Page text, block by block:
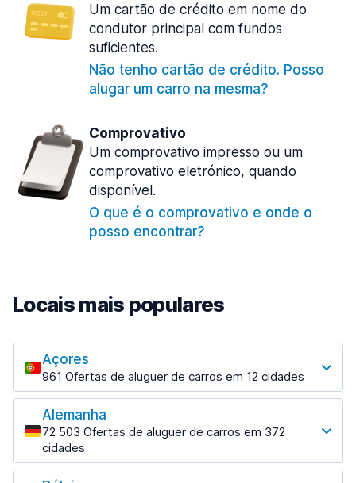
Um cartão de crédito em nome do
condutor principal com fundos
suficientes.
Não tenho cartão de crédito. Posso
alugar um carro na mesma?
Comprovativo
Um comprovativo impresso ou um
comprovativo eletrónico, quando
disponível.
O que é o comprovativo e onde o
posso encontrar?
Locais mais populares
Açores
961 Ofertas de aluguer de carros em 12 cidades
Os locais mais populares
Angra do Heroísmo
18 ofertas especiais em 3 localizações
Horta
Alemanha
72 503 Ofertas de aluguer de carros em 372
cidades
Os locais mais populares